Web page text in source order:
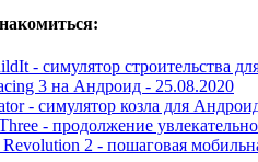
- симулятор строительства
3 на Андроид - 25.08.2020
- симулятор козла для
- продолжение
2 - пошаговая